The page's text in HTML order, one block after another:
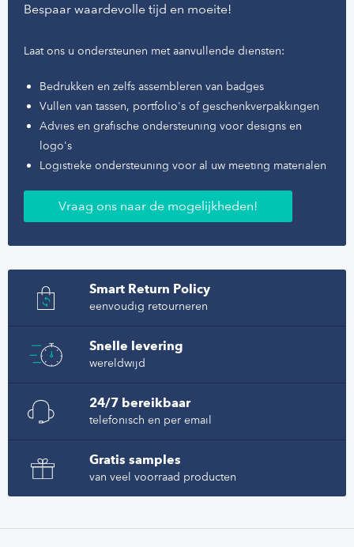
Bespaar waardevolle tijd en moeite!
Laat ons u ondersteunen met aanvullende diensten:
Bedrukken en zelfs assembleren van badges
Vullen van tassen, portfolio's of geschenkverpakkingen
Advies en grafische ondersteuning voor designs en
logo's
Logistieke ondersteuning voor al uw meeting materialen
Vraag ons naar de mogelijkheden!
Smart Return Policy
eenvoudig retourneren
Snelle levering
wereldwijd
24/7 bereikbaar
telefonisch en per email
Gratis samples
van veel voorraad producten